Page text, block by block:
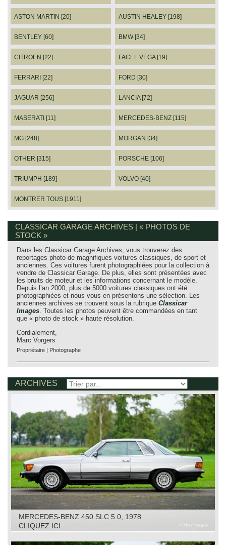
ASTON MARTIN [20] AUSTIN HEALEY [198]
BENTLEY [60] BMW [34]
CITROEN [22] FACEL VEGA [19]
FERRARI [22] FORD [30]
JAGUAR [256] LANCIA [72]
MASERATI [11] MERCEDES-BENZ [115]
MG [248] MORGAN [34]
OTHER [315] PORSCHE [106]
TRIUMPH [189] VOLVO [40]
MONTRER TOUS [1911]
CLASSICAR GARAGE ARCHIVES | « PHOTOS DE
STOCK »
Dans les Classicar Garage Archives, vous trouverez des
reportages photo de magnifiques voitures classiques, de sport et
anciennes. Ces voitures furent photographiées pour la collection à
vendre de Classicar Garage. De plus, elles sont présentées avec
les bruits de moteur et les informations concernant le modèle.
Depuis l’an 2000, plus de 5000 voitures classiques ont été
photographiées et nous vous en présentons une sélection. Les
anciennes archives se trouvent sous la rubrique Classicar
Images . Toutes les photos peuvent être commandées en tant
que « photo de stock » haute résolution.
Cordialement,
Marc Vorgers
Propriétaire | Photographe
ARCHIVES
MERCEDES-BENZ 450 SLC 5.0, 1978
CLIQUEZ ICI